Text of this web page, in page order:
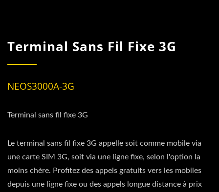
Terminal Sans Fil Fixe 3G
NEOS3000A-3G
Terminal sans fil fixe 3G
Le terminal sans fil fixe 3G appelle soit comme mobile via
une carte SIM 3G, soit via une ligne fixe, selon l'option la
moins chère. Profitez des appels gratuits vers les mobiles
depuis une ligne fixe ou des appels longue distance à prix